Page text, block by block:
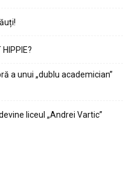
a unui „dublu academician”
liceul „Andrei Vartic”